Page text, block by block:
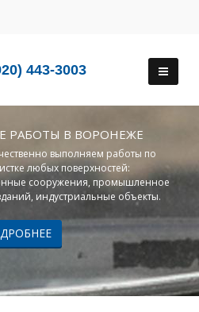
443-3003
РАБОТЫ В ВОРОНЕЖЕ
выполняем работы по
любых поверхностей:
сооружения, промышленное
индустриальные объекты.